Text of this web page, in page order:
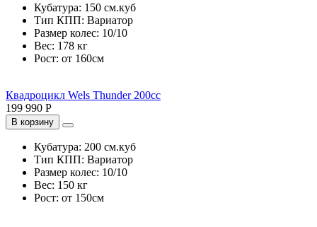
Кубатура: 150 см.куб
Тип КПП: Вариатор
Размер колес: 10/10
Вес: 178 кг
Рост: от 160см
Квадроцикл Wels Thunder 200cc
199 990 Р
В корзину
Кубатура: 200 см.куб
Тип КПП: Вариатор
Размер колес: 10/10
Вес: 150 кг
Рост: от 150см